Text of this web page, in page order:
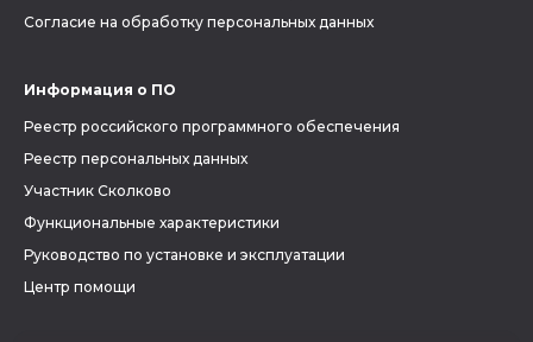
Согласие на обработку персональных данных
Информация о ПО
Реестр российского программного обеспечения
Реестр персональных данных
Участник Сколково
Функциональные характеристики
Руководство по установке и эксплуатации
Центр помощи